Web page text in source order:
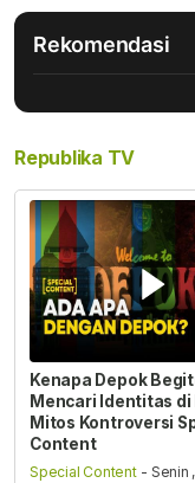
Rekomendasi
Republika TV
Kenapa Depok
Mencari Identitas di
Mitos Kontroversi
Content
Special Content - Senin